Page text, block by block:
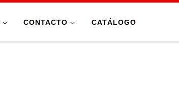
CONTACTO CATÁLOGO